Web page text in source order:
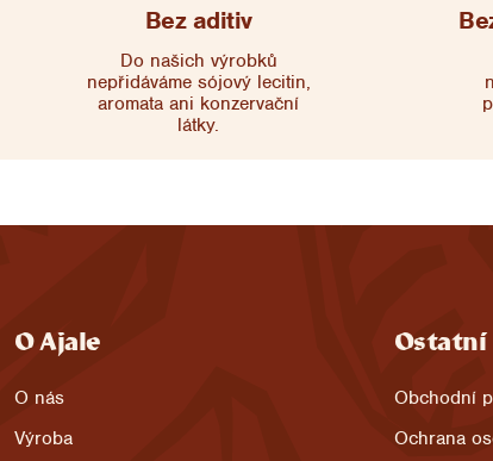
Bez aditiv
Do našich výrobků
nepřidáváme sójový lecitin,
aromata ani konzervační
látky.
O Ajale
O nás
Výroba
Ostatní
Obchodní
Ochrana